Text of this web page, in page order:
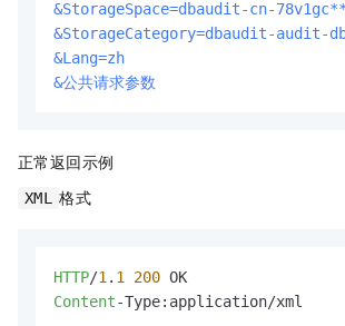
&StorageSpace=dbaudit-cn-
&StorageCategory=dbaudit-audit-
&Lang=zh
&公共请求参数
正常返回示例
XML 格式
HTTP/1. 1 200
Content-Type:application/xml